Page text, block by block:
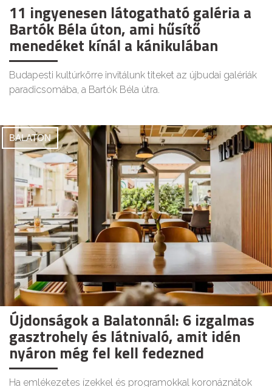
11 ingyenesen látogatható galéria a
Bartók Béla úton, ami hűsítő
menedéket kínál a kánikulában
Budapesti kultúrkörre invitálunk titeket az újbudai galériák
paradicsomába, a Bartók Béla útra.
BALATON
Újdonságok a Balatonnál: 6 izgalmas
gasztrohely és látnivaló, amit idén
nyáron még fel kell fedezned
Ha emlékezetes ízekkel és programokkal koronáznátok